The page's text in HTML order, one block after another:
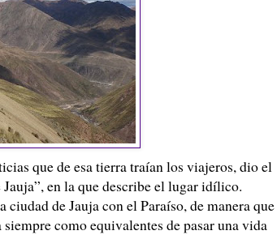
que de esa tierra traían los viajeros, dio el
en la que describe el lugar idílico.
de Jauja con el Paraíso, de manera que
como equivalentes de pasar una vida